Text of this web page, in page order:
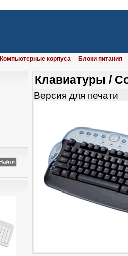
Компьютерные корпуса Блоки питания
Клавиатуры /
Версия для печати